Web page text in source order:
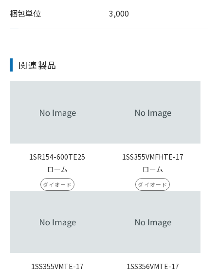
梱包単位 3,000
関連製品
1SR154-600TE25
ローム
ダイオード
1SS355VMFHTE-17
ローム
ダイオード
1SS355VMTE-17
1SS356VMTE-17